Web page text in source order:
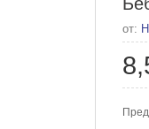
от: